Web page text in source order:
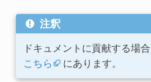
注釈
ドキュメントに貢献する場
こちら
にあります。